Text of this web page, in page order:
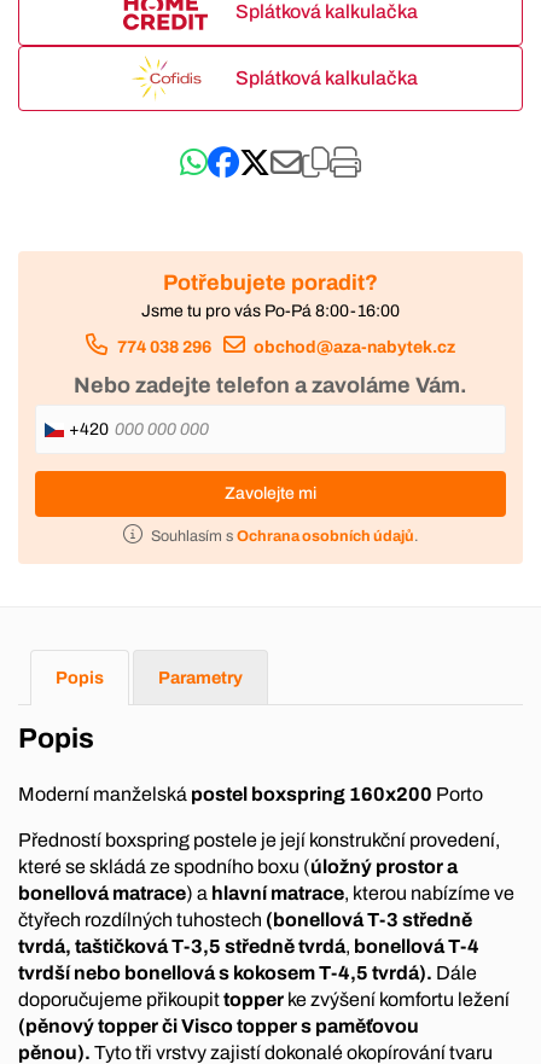
Splátková kalkulačka
Splátková kalkulačka
Potřebujete poradit?
Jsme tu pro vás Po-Pá 8:00-16:00
774 038 296 obchod@aza-nabytek.cz
Nebo zadejte telefon a zavoláme Vám.
+420
Zavolejte mi
Souhlasím s Ochrana osobních údajů.
Popis Parametry
Popis
Moderní manželská postel boxspring 160x200 Porto
Předností boxspring postele je její konstrukční provedení,
které se skládá ze spodního boxu (úložný prostor a
bonellová matrace) a hlavní matrace, kterou nabízíme ve
čtyřech rozdílných tuhostech (bonellová T-3 středně
tvrdá, taštičková T-3,5 středně tvrdá, bonellová T-4
tvrdší nebo bonellová s kokosem T-4,5 tvrdá). Dále
doporučujeme přikoupittopper ke zvýšení komfortu ležení
(pěnový topper či Visco topper s paměťovou
pěnou). Tyto tři vrstvy zajistí dokonalé okopírování tvaru